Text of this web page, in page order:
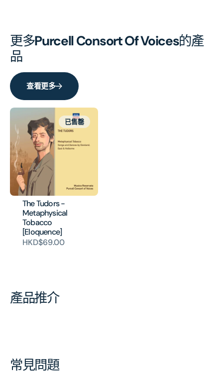
更多Purcell Consort Of Voices的產
品
查看更多
The Tudors -
Metaphysical
Tobacco
[Eloquence]
HKD$69.00
已售罄
產品推介
常見問題